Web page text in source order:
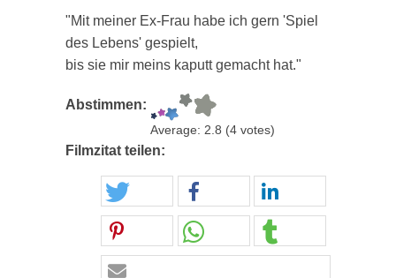
"Mit meiner Ex-Frau habe ich gern 'Spiel
des Lebens' gespielt,
bis sie mir meins kaputt gemacht hat."
Abstimmen:
Average: 2.8 (4 votes)
Filmzitat teilen: